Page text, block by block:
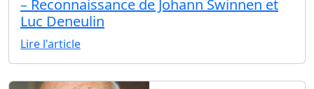
– Reconnaissance de Johann Swinnen et
Luc Deneulin
Lire l'article